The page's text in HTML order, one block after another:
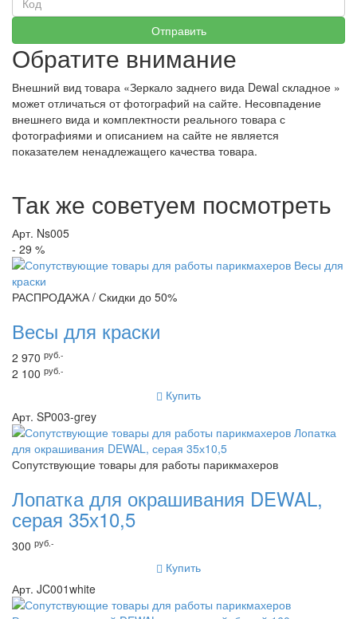
Обратите внимание
Внешний вид товара «Зеркало заднего вида Dewal складное »
может отличаться от фотографий на сайте. Несовпадение
внешнего вида и комплектности реального товара с
фотографиями и описанием на сайте не является
показателем ненадлежащего качества товара.
Так же советуем посмотреть
Арт. Ns005
- 29 %
РАСПРОДАЖА / Скидки до 50%
Весы для краски
2 970 руб.-
2 100 руб.-
Купить
Арт. SP003-grey
Сопутствующие товары для работы парикмахеров
Лопатка для окрашивания DEWAL,
серая 35х10,5
300 руб.-
Купить
Арт. JC001white